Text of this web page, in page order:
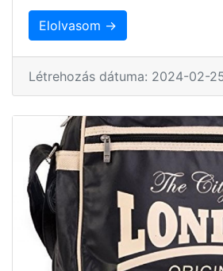
Elolvasom →
Létrehozás dátuma: 2024-02-